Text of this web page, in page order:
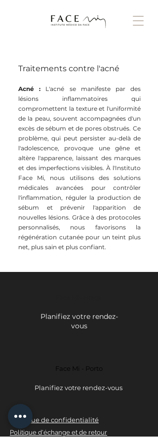
Traitements contre l'acné
Acné : L'acné se manifeste par des
lésions inflammatoires qui
compromettent la texture et l'uniformité
de la peau, souvent accompagnées d'un
excès de sébum et de pores obstrués. Ce
problème, qui peut persister au-delà de
l'adolescence, provoque une gêne et
altère l'apparence, laissant des marques
et des imperfections visibles. À l'Instituto
Face Mi, nous utilisons des solutions
médicales avancées pour contrôler
l'inflammation, réguler la production de
sébum et prévenir l'apparition de
nouvelles lésions. Grâce à des protocoles
personnalisés, nous favorisons la
régénération cutanée pour un teint plus
net, plus sain et plus confiant.
Planifiez votre rendez-
vous
Face Mi - Porto
Planifiez votre rendez-vous
politique de confidentialité
Politique d'échange et de retour